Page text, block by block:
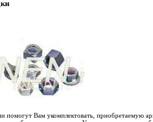
помогут Вам укомплектовать, приобретаемую